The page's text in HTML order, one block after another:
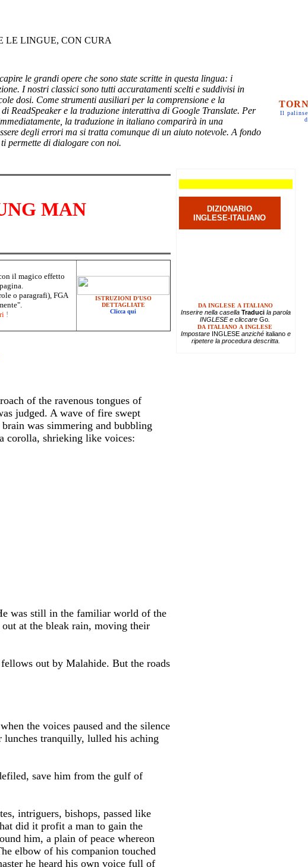
LE LINGUE, CON CURA
le grandi opere che sono state scritte in questa lingua: i
I nostri classici sono tutti accuratamenti scelti e suddivisi in
dosi. Come strumenti ausiliari per la comprensione e la
ReadSpeaker e la traduzione interattiva di Google Translate. Per
la traduzione in italiano comparirà in una
degli errori ma si tratta comunque di un aiuto notevole. A fondo
permette di dialogare con noi.
Il
MAN
il magico effetto
o paragrafi), FGA
!
ISTRUZIONI D'USO
DETTAGLIATE
Clicca qui
of the ravenous tongues of
judged. A wave of fire swept
was simmering and bubbling
corolla, shrieking like voices:
was still in the familiar world of the
at the bleak rain, moving their
out by Malahide. But the roads
the voices paused and the silence
tranquilly, lulled his aching
save him from the gulf of
intriguers, bishops, passed like
did it profit a man to gain the
him, a plain of peace whereon
elbow of his companion touched
he heard his own voice full of
DIZIONARIO
INGLESE-ITALIANO
DA INGLESE A ITALIANO
Inserire nella casella Traducila parola
INGLESE e cliccare Go.
DA ITALIANO A INGLESE
Impostare INGLESEanziché italianoe
ripetere la procedura descritta.